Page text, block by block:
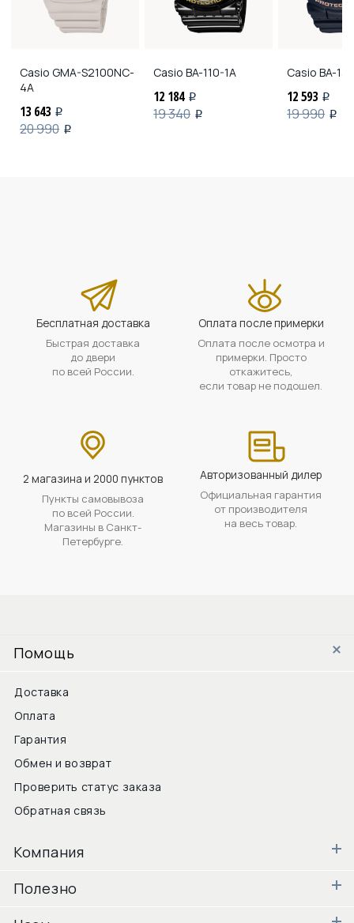
Casio GMA-S2100NC-
4A
13 643 i
20 990 i
Casio BA-110-1A
12 184 i
19 340 i
Casio BA-
12 593 i
19 990 i
Бесплатная доставка
Быстрая доставка
до двери
по всей России.
Оплата после примерки
Оплата после осмотра и
примерки. Просто
откажитесь,
если товар не подошел.
2 магазина и 2000 пунктов
Пункты самовывоза
по всей России.
Магазины в Санкт-
Петербурге.
Авторизованный дилер
Официальная гарантия
от производителя
на весь товар.
Помощь
Доставка
Оплата
Гарантия
Обмен и возврат
Проверить статус заказа
Обратная связь
Компания
Полезно